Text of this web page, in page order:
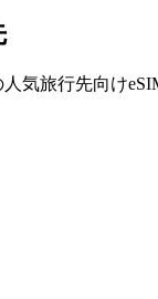
気旅行先向け